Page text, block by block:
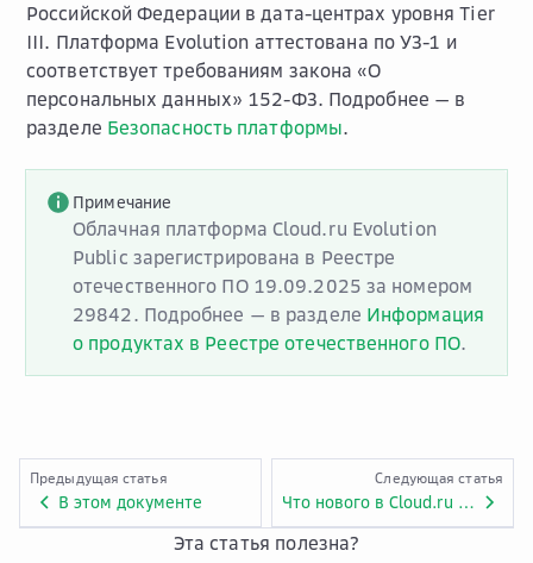
Российской Федерации в дата-центрах уровня Tier
III. Платформа Evolution аттестована по УЗ-1 и
соответствует требованиям закона «О
персональных данных» 152-ФЗ. Подробнее — в
разделе Безопасность платформы.
Примечание
Облачная платформа Cloud.ru Evolution
Public зарегистрирована в Реестре
отечественного ПО 19.09.2025 за номером
29842. Подробнее — в разделе Информация
о продуктах в Реестре отечественного ПО.
Предыдущая статья
В этом документе
Следующая статья
Что нового в Cloud.ru Evolution
Эта статья полезна?